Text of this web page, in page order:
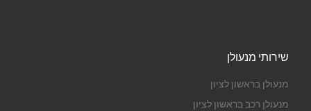
שירותי מנעולן
מנעולן בראשון לציון
מנעולן רכב בראשון לציון